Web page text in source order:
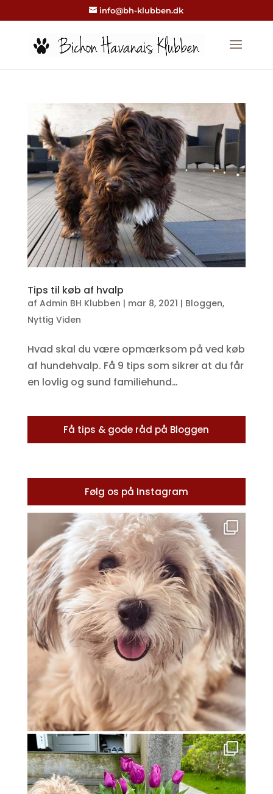
info@bh-klubben.dk
Tips til køb af hvalp
af Admin BH Klubben | mar 8, 2021 | Bloggen,
Nyttig Viden
Hvad skal du være opmærksom på ved køb
af hundehvalp. Få 9 tips som sikrer at du får
en lovlig og sund familiehund…
Få tips & gode råd på Bloggen
Følg os på Instagram